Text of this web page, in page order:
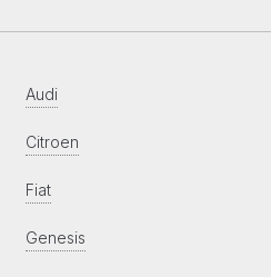
Audi
Citroen
Fiat
Genesis